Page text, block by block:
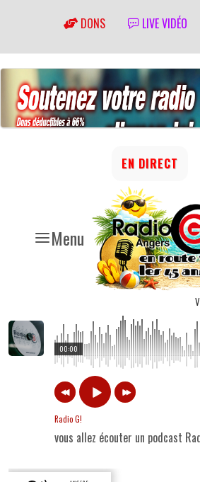
DONS LIVE VIDÉO
Menu
EN DIRECT
00:00
Radio G!
vous allez écouter un podcast